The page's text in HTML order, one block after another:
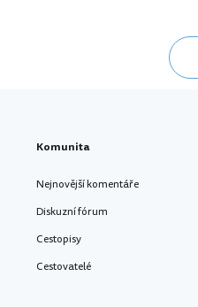
Komunita
Nejnovější komentáře
Diskuzní fórum
Cestopisy
Cestovatelé